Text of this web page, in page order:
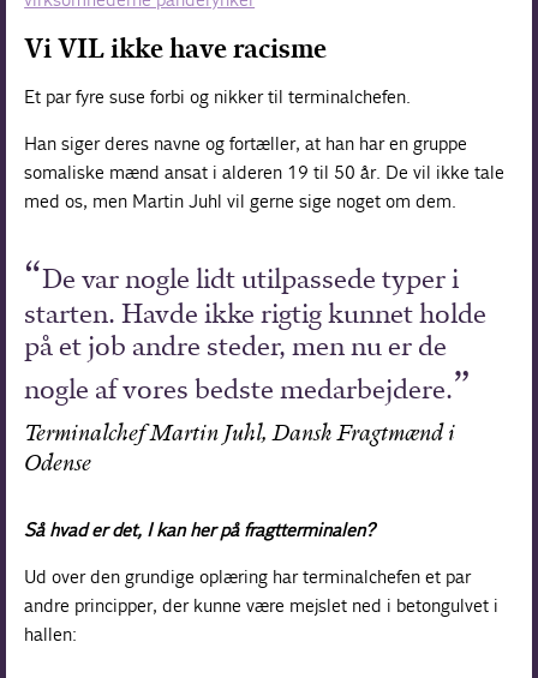
Vi VIL ikke have racisme
Et par fyre suse forbi og nikker til terminalchefen.
Han siger deres navne og fortæller, at han har en gruppe
somaliske mænd ansat i alderen 19 til 50 år. De vil ikke tale
med os, men Martin Juhl vil gerne sige noget om dem.
De var nogle lidt utilpassede typer i
starten. Havde ikke rigtig kunnet holde
på et job andre steder, men nu er de
nogle af vores bedste medarbejdere.
Terminalchef Martin Juhl, Dansk Fragtmænd i
Odense
Så hvad er det, I kan her på fragt­terminalen?
Ud over den grundige oplæring har terminalchefen et par
andre principper, der kunne være mejslet ned i betongulvet i
hallen: